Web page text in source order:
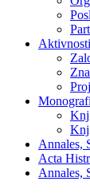
Aktivnosti
Annales,
Acta
Annales,